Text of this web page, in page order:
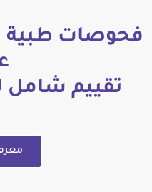
فحوصات
تقييم شامل